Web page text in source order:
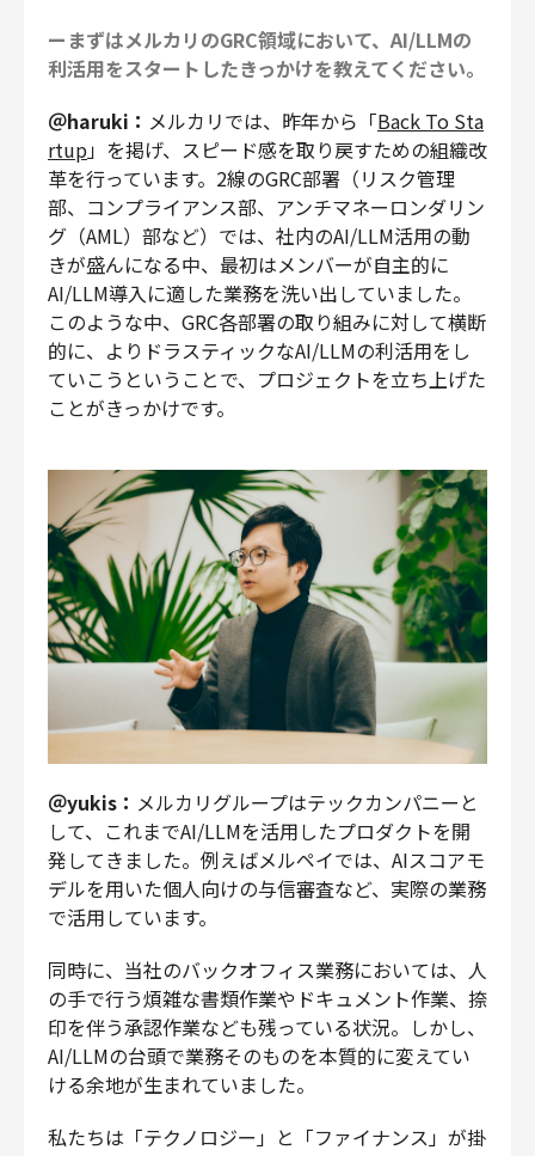
ーまずはメルカリのGRC領域において、AI/LLMの
利活用をスタートしたきっかけを教えてください。
＠haruki： メルカリでは、昨年から「Back To Sta
rtup」を掲げ、スピード感を取り戻すための組織改
革を行っています。2線のGRC部署（リスク管理
部、コンプライアンス部、アンチマネーロンダリン
グ（AML）部など）では、社内のAI/LLM活用の動
きが盛んになる中、最初はメンバーが自主的に
AI/LLM導入に適した業務を洗い出していました。
このような中、GRC各部署の取り組みに対して横断
的に、よりドラスティックなAI/LLMの利活用をし
ていこうということで、プロジェクトを立ち上げた
ことがきっかけです。
＠yukis： メルカリグループはテックカンパニーと
して、これまでAI/LLMを活用したプロダクトを開
発してきました。例えばメルペイでは、AIスコアモ
デルを用いた個人向けの与信審査など、実際の業務
で活用しています。
同時に、当社のバックオフィス業務においては、人
の手で行う煩雑な書類作業やドキュメント作業、捺
印を伴う承認作業なども残っている状況。しかし、
AI/LLMの台頭で業務そのものを本質的に変えてい
ける余地が生まれていました。
私たちは「テクノロジー」と「ファイナンス」が掛